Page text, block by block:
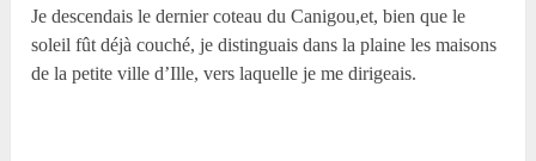
Je descendais le dernier coteau du Canigou,et, bien que le
soleil fût déjà couché, je distinguais dans la plaine les maisons
de la petite ville d’Ille, vers laquelle je me dirigeais.